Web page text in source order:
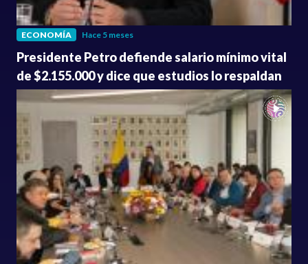
ECONOMÍA Hace 5 meses
Presidente Petro defiende salario mínimo vital
de $2.155.000 y dice que estudios lo respaldan